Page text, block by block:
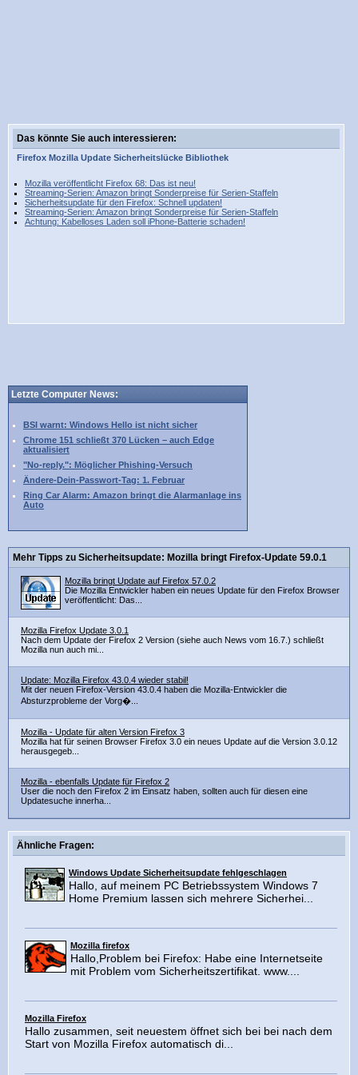
Das könnte Sie auch interessieren:
Firefox Mozilla Update Sicherheitslücke Bibliothek
Mozilla veröffentlicht Firefox 68: Das ist neu!
Streaming-Serien: Amazon bringt Sonderpreise für Serien-Staffeln
Sicherheitsupdate für den Firefox: Schnell updaten!
Streaming-Serien: Amazon bringt Sonderpreise für Serien-Staffeln
Achtung: Kabelloses Laden soll iPhone-Batterie schaden!
Letzte Computer News:
BSI warnt: Windows Hello ist nicht sicher
Chrome 151 schließt 370 Lücken – auch Edge
aktualisiert
"No-reply.": Möglicher Phishing-Versuch
Ändere-Dein-Passwort-Tag: 1. Februar
Ring Car Alarm: Amazon bringt die Alarmanlage ins
Auto
Mehr Tipps zu Sicherheitsupdate: Mozilla bringt Firefox-Update 59.0.1
Mozilla bringt Update auf Firefox 57.0.2
Die Mozilla Entwickler haben ein neues Update für den Firefox Browser
veröffentlicht: Das...
Mozilla Firefox Update 3.0.1
Nach dem Update der Firefox 2 Version (siehe auch News vom 16.7.) schließt
Mozilla nun auch mi...
Update: Mozilla Firefox 43.0.4 wieder stabil!
Mit der neuen Firefox-Version 43.0.4 haben die Mozilla-Entwickler die
Absturzprobleme der Vorg�...
Mozilla - Update für alten Version Firefox 3
Mozilla hat für seinen Browser Firefox 3.0 ein neues Update auf die Version 3.0.12
herausgegeb...
Mozilla - ebenfalls Update für Firefox 2
User die noch den Firefox 2 im Einsatz haben, sollten auch für diesen eine
Updatesuche innerha...
Ähnliche Fragen:
Windows Update Sicherheitsupdate fehlgeschlagen
Hallo, auf meinem PC Betriebssystem Windows 7
Home Premium lassen sich mehrere Sicherhei...
Mozilla firefox
Hallo,Problem bei Firefox: Habe eine Internetseite
mit Problem vom Sicherheitszertifikat. www....
Mozilla Firefox
Hallo zusammen, seit neuestem öffnet sich bei bei nach dem
Start von Mozilla Firefox automatisch di...